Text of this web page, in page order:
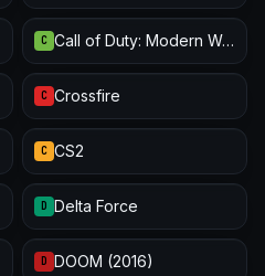
C Call of Duty: Modern Warfare III
C Crossfire
C CS2
D Delta Force
D DOOM (2016)